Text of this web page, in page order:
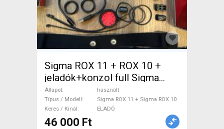
Sigma ROX 11 + ROX 10 +
jeladók+konzol full Sigma
ROX 11 + Sigma ROX 10
Computer / GPS / Kamera
használt ELADÓ
Állapot
használt
Típus / Modell
Sigma ROX 11 + Sigma ROX 10
Keres / Kínál
ELADÓ
46 000 Ft